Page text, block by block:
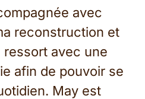
avec
reconstruction et
avec une
afin de pouvoir se
May est